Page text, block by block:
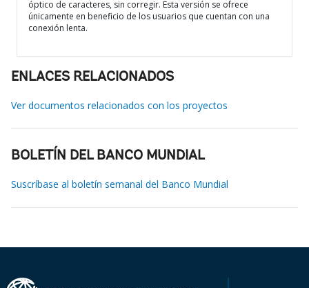
óptico de caracteres, sin corregir. Esta versión se ofrece
únicamente en beneficio de los usuarios que cuentan con una
conexión lenta.
ENLACES RELACIONADOS
Ver documentos relacionados con los proyectos
BOLETÍN DEL BANCO MUNDIAL
Suscríbase al boletín semanal del Banco Mundial